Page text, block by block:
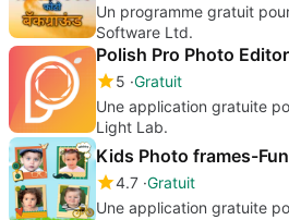
Un programme gratuit
Software Ltd.
Polish Pro Photo Editor
5 Gratuit
Une application gratuite
Light Lab.
Kids Photo frames-
4.7 Gratuit
Une application gratuite